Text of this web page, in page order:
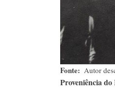
Fonte Autor
Proveniência do